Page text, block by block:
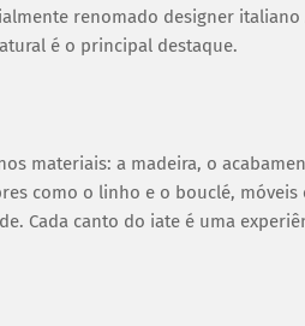
renomado designer
é o principal destaque.
materiais: a madeira, o
como o linho e o bouclé, móveis
Cada canto do iate é uma